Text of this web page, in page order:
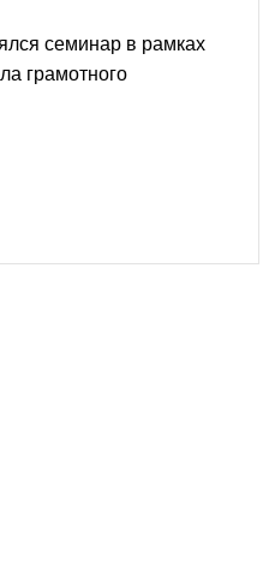
семинар в рамках
грамотного